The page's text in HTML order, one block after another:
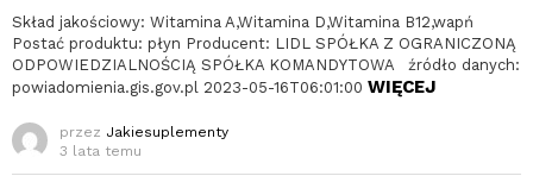
Skład jakościowy: Witamina A,Witamina D,Witamina B12,wapń
Postać produktu: płyn Producent: LIDL SPÓŁKA Z OGRANICZONĄ
ODPOWIEDZIALNOŚCIĄ SPÓŁKA KOMANDYTOWA źródło danych:
powiadomienia.gis.gov.pl 2023-05-16T06:01:00 WIĘCEJ
przez Jakiesuplementy
3 lata temu